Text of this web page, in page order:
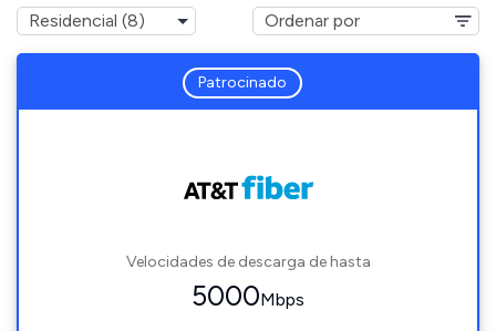
Patrocinado
Velocidades de descarga de hasta
5000Mbps